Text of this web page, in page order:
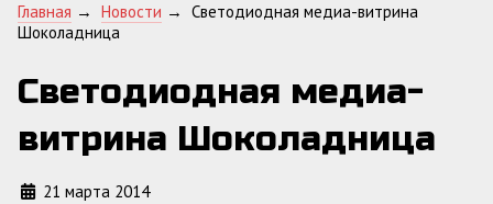
Главная → Новости → Светодиодная медиа-витрина
Шоколадница
Светодиодная медиа-
витрина Шоколадница
21 марта 2014